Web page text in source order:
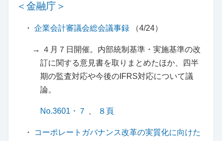
＜金融庁＞
・ 企業会計審議会総会議事録 （4/24）
→ ４月７日開催。内部統制基準・実施基準の改
訂に関する意見書を取りまとめたほか、四半
期の監査対応や今後のIFRS対応について議
論。
No.3601・７ ８頁
・
コーポレートガバナンス改革の実質化に向けた